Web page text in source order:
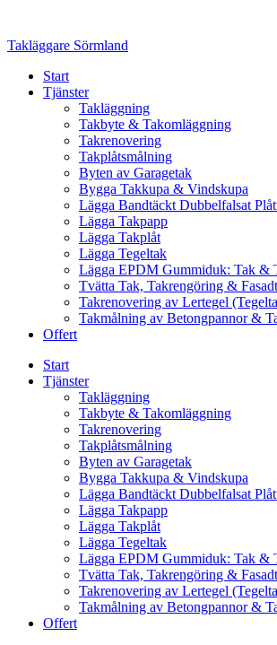
content
Takläggare Sörmland
Start
Tjänster
Takläggning
Takbyte & Takomläggning
Takrenovering
Takplåtsmålning
Byten av Garagetak
Bygga Takkupa & Vindskupa
Lägga Bandtäckt Dubbelfalsat
Lägga Takpapp
Lägga Takplåt
Lägga Tegeltak
Lägga EPDM Gummiduk: Tak &
Tvätta Tak, Takrengöring &
Takrenovering av Lertegel
Takmålning av Betongpannor &
Offert
Start
Tjänster
Takläggning
Takbyte & Takomläggning
Takrenovering
Takplåtsmålning
Byten av Garagetak
Bygga Takkupa & Vindskupa
Lägga Bandtäckt Dubbelfalsat
Lägga Takpapp
Lägga Takplåt
Lägga Tegeltak
Lägga EPDM Gummiduk: Tak &
Tvätta Tak, Takrengöring &
Takrenovering av Lertegel
Takmålning av Betongpannor &
Offert